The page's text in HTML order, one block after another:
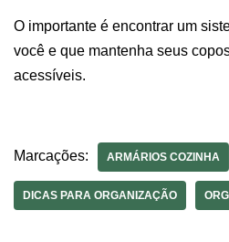
O importante é encontrar um
você e que mantenha seus
acessíveis.
Marcações: ARMÁRIOS COZINHA
DICAS PARA ORGANIZAÇÃO